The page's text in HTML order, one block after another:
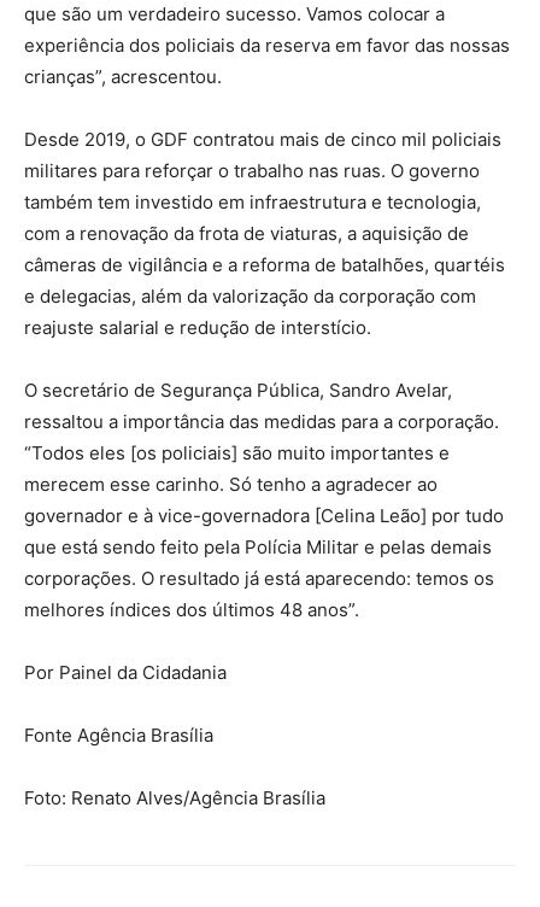
que são um verdadeiro sucesso. Vamos colocar a
experiência dos policiais da reserva em favor das nossas
crianças”, acrescentou.
Desde 2019, o GDF contratou mais de cinco mil policiais
militares para reforçar o trabalho nas ruas. O governo
também tem investido em infraestrutura e tecnologia,
com a renovação da frota de viaturas, a aquisição de
câmeras de vigilância e a reforma de batalhões, quartéis
e delegacias, além da valorização da corporação com
reajuste salarial e redução de interstício.
O secretário de Segurança Pública, Sandro Avelar,
ressaltou a importância das medidas para a corporação.
“Todos eles [os policiais] são muito importantes e
merecem esse carinho. Só tenho a agradecer ao
governador e à vice-governadora [Celina Leão] por tudo
que está sendo feito pela Polícia Militar e pelas demais
corporações. O resultado já está aparecendo: temos os
melhores índices dos últimos 48 anos”.
Por Painel da Cidadania
Fonte Agência Brasília
Foto: Renato Alves/Agência Brasília